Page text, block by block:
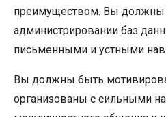
преимуществом. Вы
администрировании баз
письменными и устными
Вы должны быть
организованы с сильными